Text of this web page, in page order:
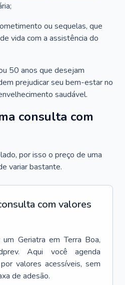
ou sequelas, que
vida com a assistência do
50 anos que desejam
prejudicar seu bem-estar no
saudável.
consulta com
por isso o preço de uma
variar bastante.
com valores
um Geriatra em Terra Boa,
Aqui você agenda
valores acessíveis, sem
de adesão.